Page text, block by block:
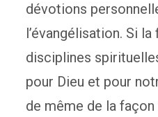
dévotions
l’évangélisation. Si
disciplines
pour Dieu et pour
de même de la